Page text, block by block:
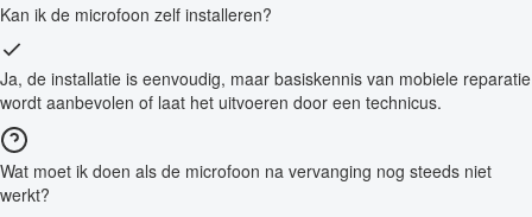
Kan ik de microfoon zelf installeren?
Ja, de installatie is eenvoudig, maar basiskennis van mobiele reparatie
wordt aanbevolen of laat het uitvoeren door een technicus.
Wat moet ik doen als de microfoon na vervanging nog steeds niet
werkt?